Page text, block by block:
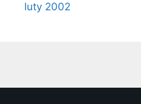
luty 2002